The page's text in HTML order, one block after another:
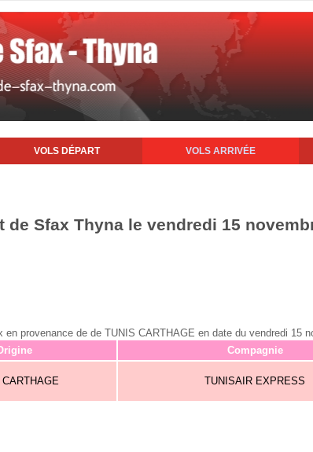
VOLS DÉPART VOLS ARRIVÉE
de Sfax Thyna le vendredi 15
provenance de de TUNIS CARTHAGE en date du vendredi 15
Compagnie
TUNISAIR EXPRESS